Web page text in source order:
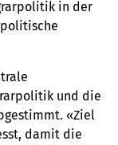
in der
und die
«Ziel
damit die